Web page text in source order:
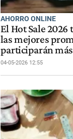
AHORRO ONLINE
El Hot Sale
las mejores
participarán
04-05-2026 12:55